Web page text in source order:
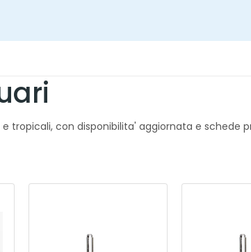
tropicali, con disponibilita' aggiornata e schede